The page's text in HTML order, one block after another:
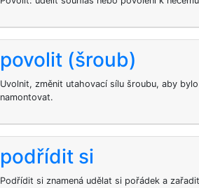
povolit (šroub)
Uvolnit, změnit utahovací sílu šroubu, aby
namontovat.
podřídit si
Podřídit si znamená udělat si pořádek a